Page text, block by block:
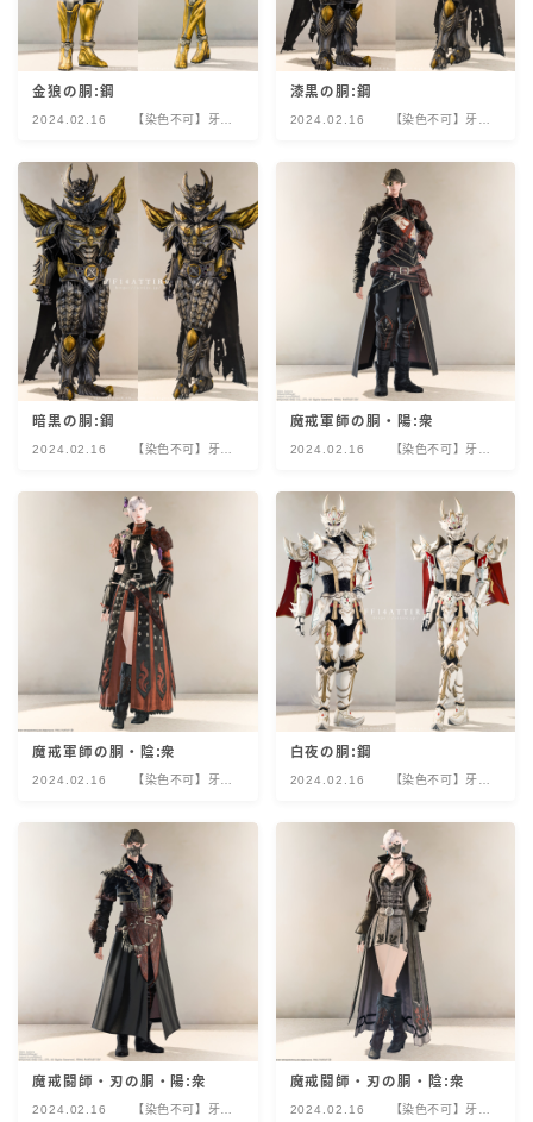
金狼の胴:鋼
2024.02.16
【染色不可】牙狼
レーション
漆黒の胴:鋼
2024.02.16
【染色不可】牙狼
レーション
暗黒の胴:鋼
2024.02.16
【染色不可】牙狼
レーション
魔戒軍師の胴・陽:衆
2024.02.16
【染色不可】牙狼
レーション
魔戒軍師の胴・陰:衆
2024.02.16
【染色不可】牙狼
レーション
白夜の胴:鋼
2024.02.16
【染色不可】牙狼
レーション
魔戒闘師・刃の胴・陽:衆
2024.02.16
【染色不可】牙狼
魔戒闘師・刃の胴・陰:衆
2024.02.16
【染色不可】牙狼